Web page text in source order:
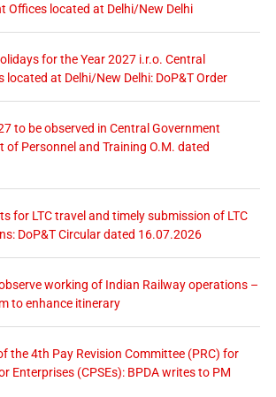
Offices located at Delhi/New Delhi
for the Year 2027 i.r.o. Central
located at Delhi/New Delhi: DoP&T Order
to be observed in Central Government
of Personnel and Training O.M. dated
for LTC travel and timely submission of LTC
DoP&T Circular dated 16.07.2026
working of Indian Railway operations –
to enhance itinerary
the 4th Pay Revision Committee (PRC) for
Enterprises (CPSEs): BPDA writes to PM